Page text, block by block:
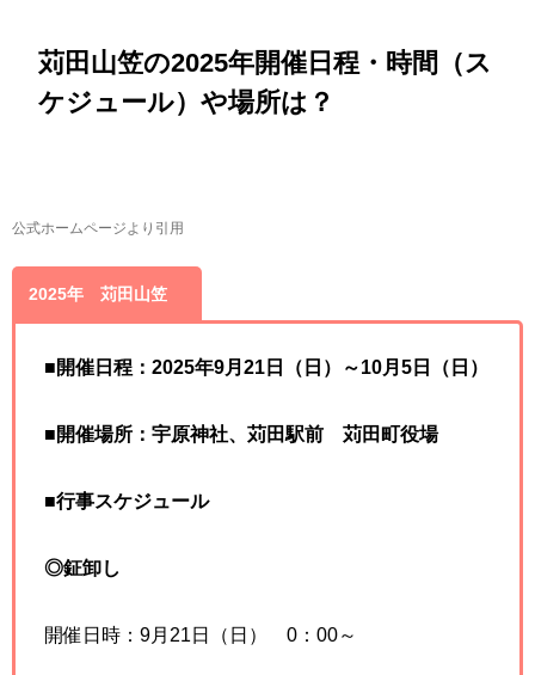
苅田山笠の2025年開催日程・時間（ス
ケジュール）や場所は？
公式ホームページより引用
2025年 苅田山笠
■開催日程：2025年9月21日（日）～10月5日（日）
■開催場所：宇原神社、苅田駅前 苅田町役場
■行事スケジュール
◎鉦卸し
開催日時：9月21日（日） 0：00～